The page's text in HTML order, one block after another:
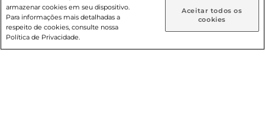
Entrega em casa Retire em Loja
© 2026 Copyright. Todos os direitos
reservados Prezunic.
armazenar cookies em seu dispositivo.
Para informações mais detalhadas a
respeito de cookies, consulte nossa
Política de Privacidade.
Aceitar todos os
cookies